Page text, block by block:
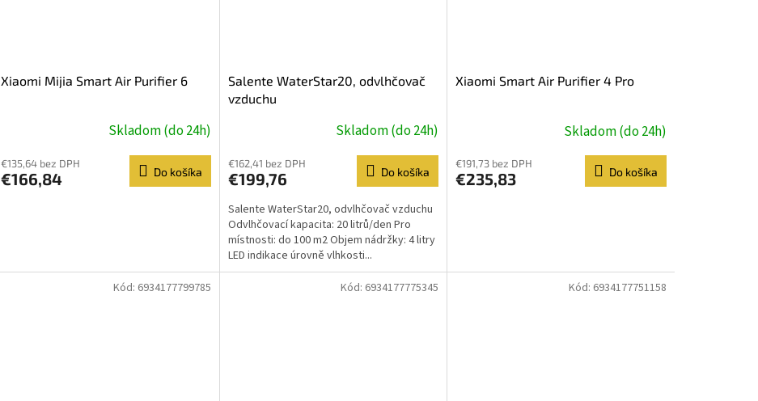
Xiaomi Mijia Smart Air Purifier 6
Skladom (do 24h)
€135,64 bez DPH
€166,84 Do košíka
Salente WaterStar20, odvlhčovač
vzduchu
Skladom (do 24h)
€162,41 bez DPH
€199,76 Do košíka
Salente WaterStar20, odvlhčovač vzduchu
Odvlhčovací kapacita: 20 litrů/den Pro
místnosti: do 100 m2 Objem nádržky: 4 litry
LED indikace úrovně vlhkosti...
Xiaomi Smart Air Purifier 4 Pro
Skladom (do 24h)
€191,73 bez DPH
€235,83 Do košíka
Kód: 6934177799785 Kód: 6934177775345 Kód: 6934177751158